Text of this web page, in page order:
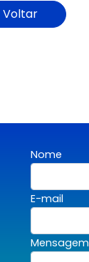
Voltar
Nome
E-mail
Mensagem